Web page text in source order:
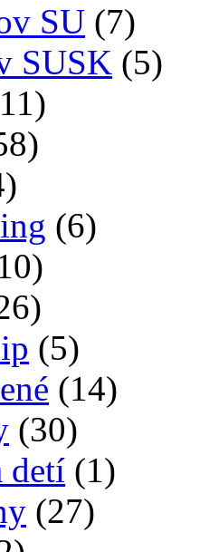
SU (7)
SUSK (5)
(6)
(5)
(14)
(30)
detí (1)
(27)